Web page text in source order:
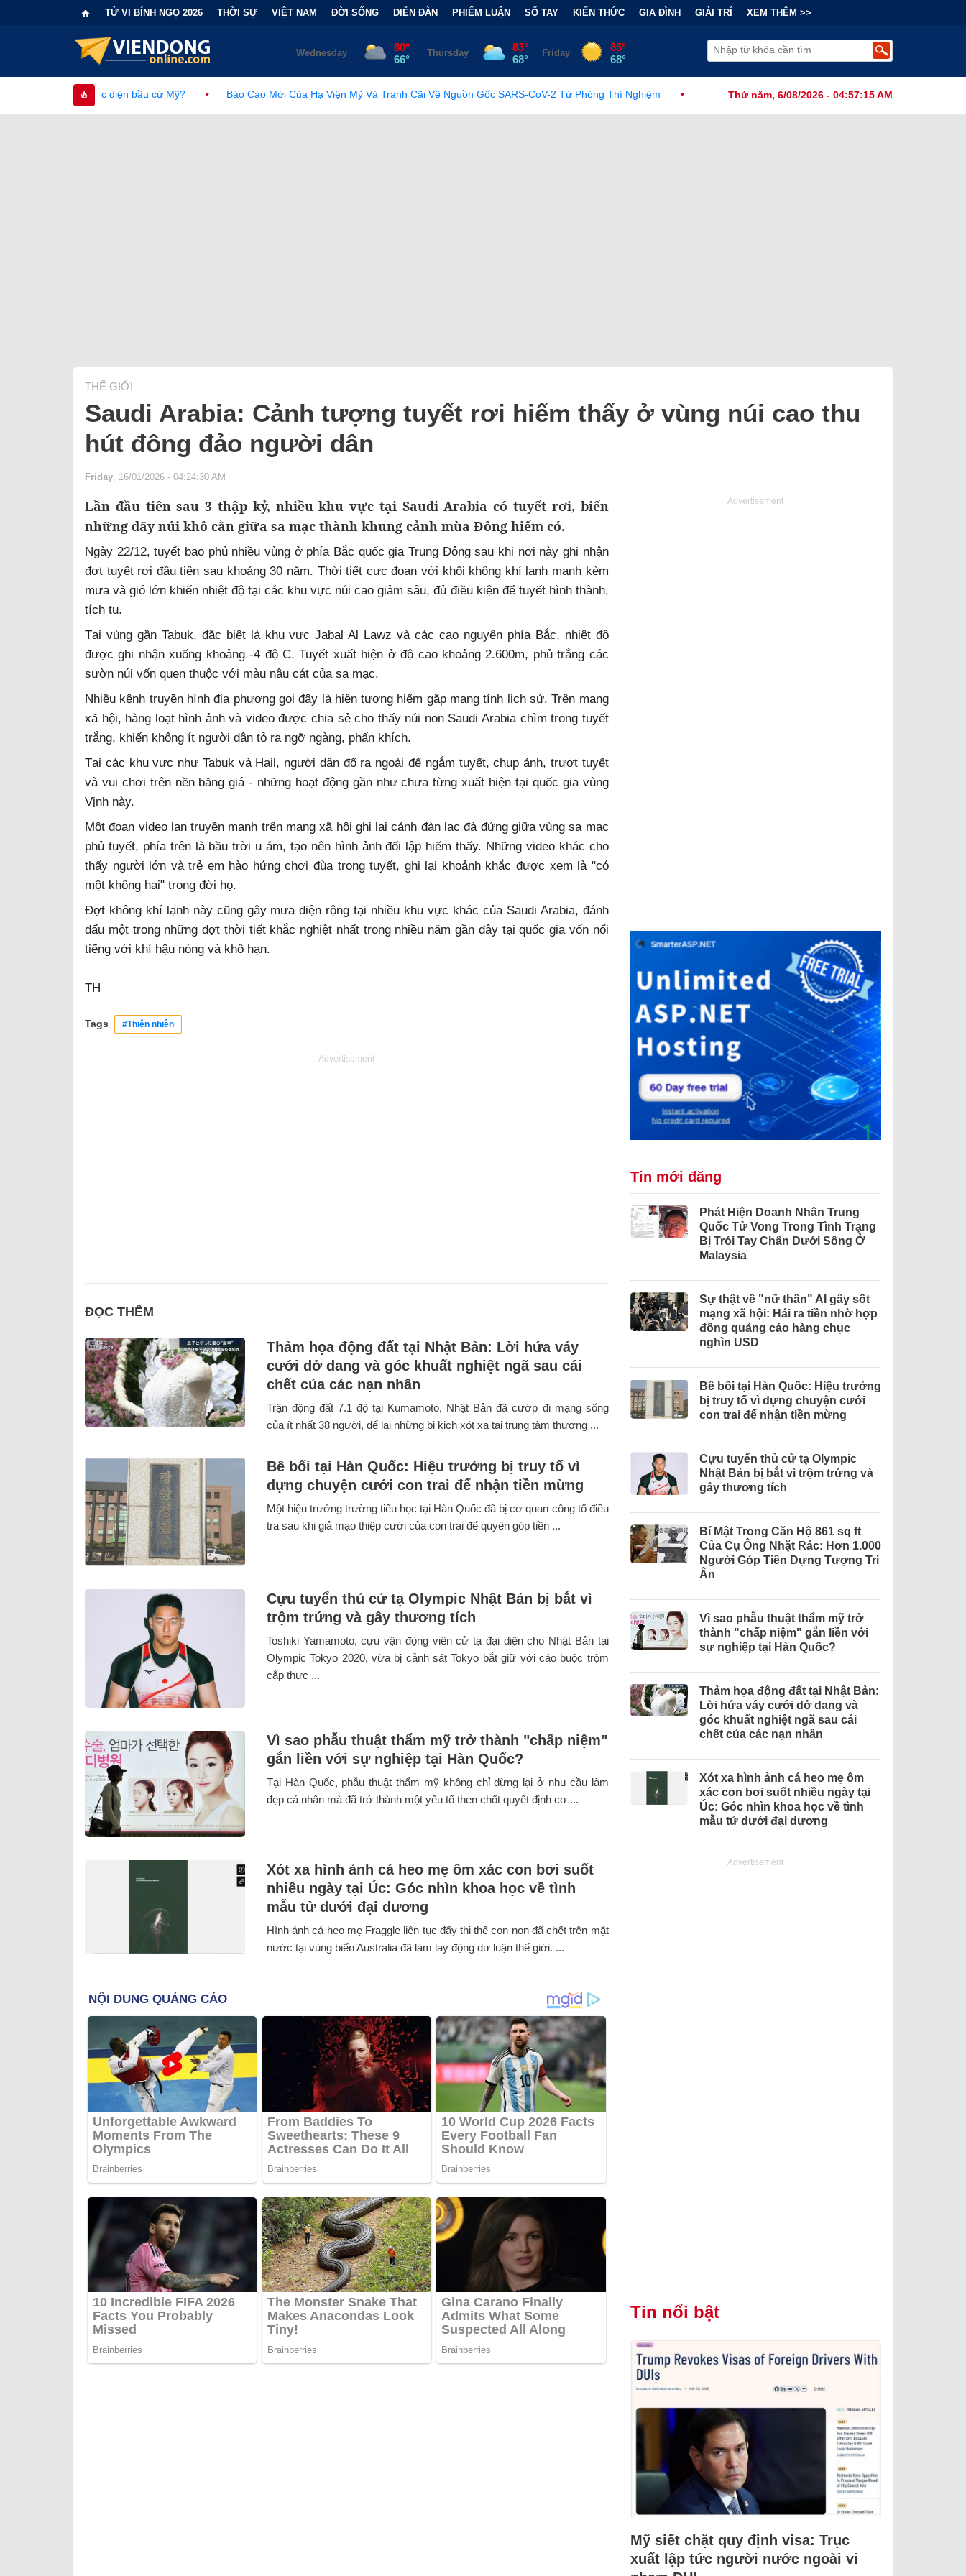
TỬ VI BÍNH NGỌ 2026 THỜI SỰ VIỆT NAM ĐỜI SỐNG DIỄN ĐÀN PHIẾM LUẬN SỔ TAY KIẾN THỨC GIA ĐÌNH GIẢI TRÍ XEM THÊM >>
Thứ năm, 6/08/2026 - 04:57:16 AM
diện bầu cử Mỹ? • Báo Cáo Mới Của Hạ Viện Mỹ Và Tranh Cãi Về Nguồn Gốc SARS-CoV-2 Từ Phòng Thí Nghiệm • FCC Chính Thức Ban Hành Lệnh Cấm Robot Hút Bụi Thông Minh Sản Xuất
THẾ GIỚI
Saudi Arabia: Cảnh tượng tuyết rơi hiếm thấy ở vùng núi cao thu
hút đông đảo người dân
Friday , 16/01/2026 - 04:24:30 AM
Lần đầu tiên sau 3 thập kỷ, nhiều khu vực tại Saudi Arabia có tuyết rơi, biến
những dãy núi khô cằn giữa sa mạc thành khung cảnh mùa Đông hiếm có.
Ngày 22/12, tuyết bao phủ nhiều vùng ở phía Bắc quốc gia Trung Đông sau khi nơi này ghi nhận
đợt tuyết rơi đầu tiên sau khoảng 30 năm. Thời tiết cực đoan với khối không khí lạnh mạnh kèm
mưa và gió lớn khiến nhiệt độ tại các khu vực núi cao giảm sâu, đủ điều kiện để tuyết hình thành,
tích tụ.
Tại vùng gần Tabuk, đặc biệt là khu vực Jabal Al Lawz và các cao nguyên phía Bắc, nhiệt độ
được ghi nhận xuống khoảng -4 độ C. Tuyết xuất hiện ở độ cao khoảng 2.600m, phủ trắng các
sườn núi vốn quen thuộc với màu nâu cát của sa mạc.
Nhiều kênh truyền hình địa phương gọi đây là hiện tượng hiếm gặp mang tính lịch sử. Trên mạng
xã hội, hàng loạt hình ảnh và video được chia sẻ cho thấy núi non Saudi Arabia chìm trong tuyết
trắng, khiến không ít người dân tỏ ra ngỡ ngàng, phấn khích.
Tại các khu vực như Tabuk và Hail, người dân đổ ra ngoài để ngắm tuyết, chụp ảnh, trượt tuyết
và vui chơi trên nền băng giá - những hoạt động gần như chưa từng xuất hiện tại quốc gia vùng
Vịnh này.
Một đoạn video lan truyền mạnh trên mạng xã hội ghi lại cảnh đàn lạc đà đứng giữa vùng sa mạc
phủ tuyết, phía trên là bầu trời u ám, tạo nên hình ảnh đối lập hiếm thấy. Những video khác cho
thấy người lớn và trẻ em hào hứng chơi đùa trong tuyết, ghi lại khoảnh khắc được xem là "có
một không hai" trong đời họ.
Đợt không khí lạnh này cũng gây mưa diện rộng tại nhiều khu vực khác của Saudi Arabia, đánh
dấu một trong những đợt thời tiết khắc nghiệt nhất trong nhiều năm gần đây tại quốc gia vốn nổi
tiếng với khí hậu nóng và khô hạn.
TH
Tags #Thiên nhiên
Advertisement
ĐỌC THÊM
Thảm họa động đất tại Nhật Bản: Lời hứa váy
cưới dở dang và góc khuất nghiệt ngã sau cái
chết của các nạn nhân
Trận động đất 7.1 độ tại Kumamoto, Nhật Bản đã cướp đi mạng sống
của ít nhất 38 người, để lại những bi kịch xót xa tại trung tâm thương ...
Bê bối tại Hàn Quốc: Hiệu trưởng bị truy tố vì
dựng chuyện cưới con trai để nhận tiền mừng
Một hiệu trưởng trường tiểu học tại Hàn Quốc đã bị cơ quan công tố điều
tra sau khi giả mạo thiệp cưới của con trai để quyên góp tiền ...
Cựu tuyển thủ cử tạ Olympic Nhật Bản bị bắt vì
trộm trứng và gây thương tích
Toshiki Yamamoto, cựu vận động viên cử tạ đại diện cho Nhật Bản tại
Olympic Tokyo 2020, vừa bị cảnh sát Tokyo bắt giữ với cáo buộc trộm
cắp thực ...
Vì sao phẫu thuật thẩm mỹ trở thành "chấp niệm"
gắn liền với sự nghiệp tại Hàn Quốc?
Tại Hàn Quốc, phẫu thuật thẩm mỹ không chỉ dừng lại ở nhu cầu làm
đẹp cá nhân mà đã trở thành một yếu tố then chốt quyết định cơ ...
Xót xa hình ảnh cá heo mẹ ôm xác con bơi suốt
nhiều ngày tại Úc: Góc nhìn khoa học về tình
mẫu tử dưới đại dương
Hình ảnh cá heo mẹ Fraggle liên tục đẩy thi thể con non đã chết trên mặt
nước tại vùng biển Australia đã làm lay động dư luận thế giới. ...
Advertisement
Tin mới đăng
Phát Hiện Doanh Nhân Trung
Quốc Tử Vong Trong Tình Trạng
Bị Trói Tay Chân Dưới Sông Ở
Malaysia
Sự thật về "nữ thần" AI gây sốt
mạng xã hội: Hái ra tiền nhờ hợp
đồng quảng cáo hàng chục
nghìn USD
Bê bối tại Hàn Quốc: Hiệu trưởng
bị truy tố vì dựng chuyện cưới
con trai để nhận tiền mừng
Cựu tuyển thủ cử tạ Olympic
Nhật Bản bị bắt vì trộm trứng và
gây thương tích
Bí Mật Trong Căn Hộ 861 sq ft
Của Cụ Ông Nhặt Rác: Hơn 1.000
Người Góp Tiền Dựng Tượng Tri
Ân
Vì sao phẫu thuật thẩm mỹ trở
thành "chấp niệm" gắn liền với
sự nghiệp tại Hàn Quốc?
Thảm họa động đất tại Nhật Bản:
Lời hứa váy cưới dở dang và
góc khuất nghiệt ngã sau cái
chết của các nạn nhân
Xót xa hình ảnh cá heo mẹ ôm
xác con bơi suốt nhiều ngày tại
Úc: Góc nhìn khoa học về tình
mẫu tử dưới đại dương
Advertisement
Tin nổi bật
Mỹ siết chặt quy định visa: Trục
xuất lập tức người nước ngoài vi